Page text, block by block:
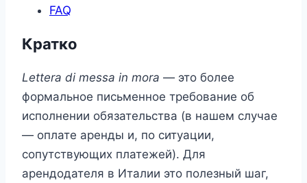
FAQ
Кратко
Lettera di messa in mora — это более
формальное письменное требование об
исполнении обязательства (в нашем случае
— оплате аренды и, по ситуации,
сопутствующих платежей). Для
арендодателя в Италии это полезный шаг,